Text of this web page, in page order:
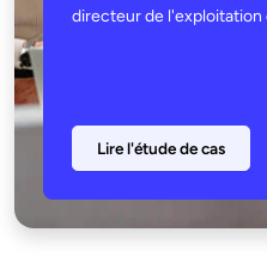
directeur de
Lire l'étude de cas